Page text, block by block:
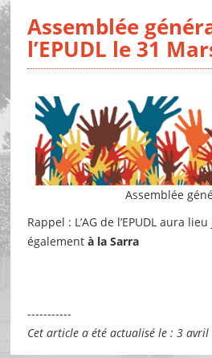
Assemblée
l’EPUDL le 31
Assemblée
Rappel : L’AG de l’EPUDL aura
égalementà la Sarra
-----------
Cet article a été actualisé le : 3 avril